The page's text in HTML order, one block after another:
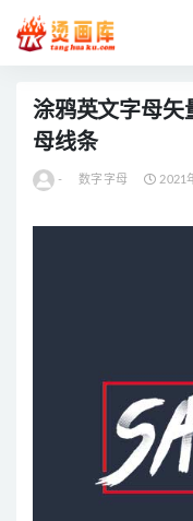
涂鸦英文字母矢
母线条
- 数字字母 2021